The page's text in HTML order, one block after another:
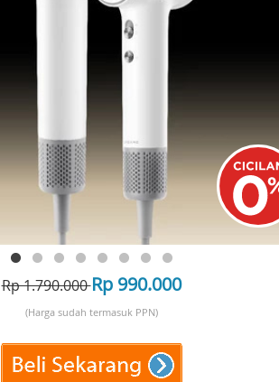
Rp 1.790.000Rp 990.000
(Harga sudah termasuk PPN)